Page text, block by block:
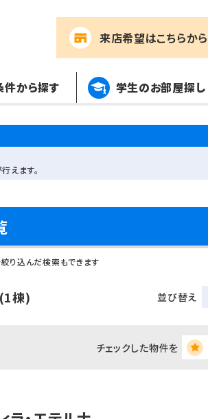
来店希望はこちらから
件から探す 学生のお部屋探し
えます。
り込んだ検索もできます
(1棟) 並び替え
チェックした物件を